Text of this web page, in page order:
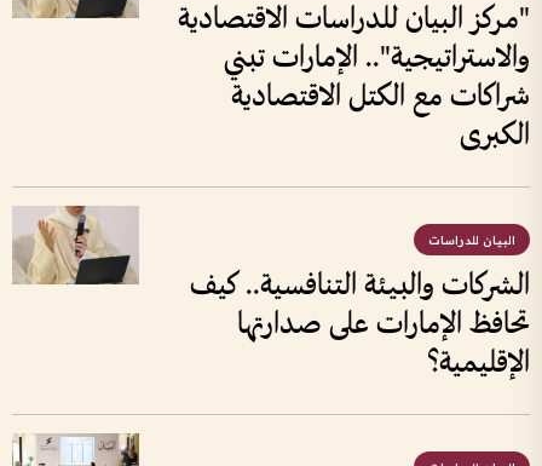
"مركز البيان للدراسات الاقتصادية
والاستراتيجية".. الإمارات تبني
شراكات مع الكتل الاقتصادية
الكبرى
البيان للدراسات
الشركات والبيئة التنافسية.. كيف
تحافظ الإمارات على صدارتها
الإقليمية؟